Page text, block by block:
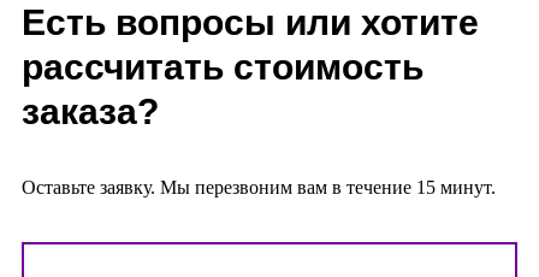
Есть вопросы или хотите
рассчитать стоимость
заказа?
Оставьте заявку. Мы перезвоним вам в течение 15 минут.